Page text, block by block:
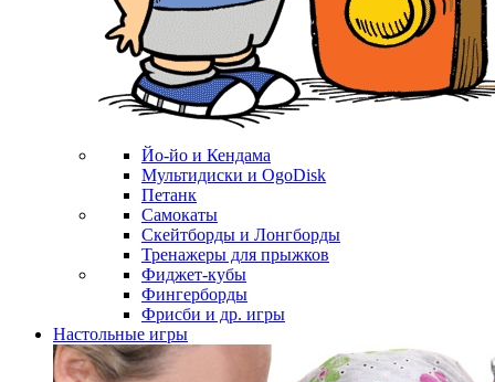
Йо-йо и Кендама
Мультидиски и OgoDisk
Петанк
Самокаты
Скейтборды и Лонгборды
Тренажеры для прыжков
Фиджет-кубы
Фингерборды
Фрисби и др. игры
Настольные игры